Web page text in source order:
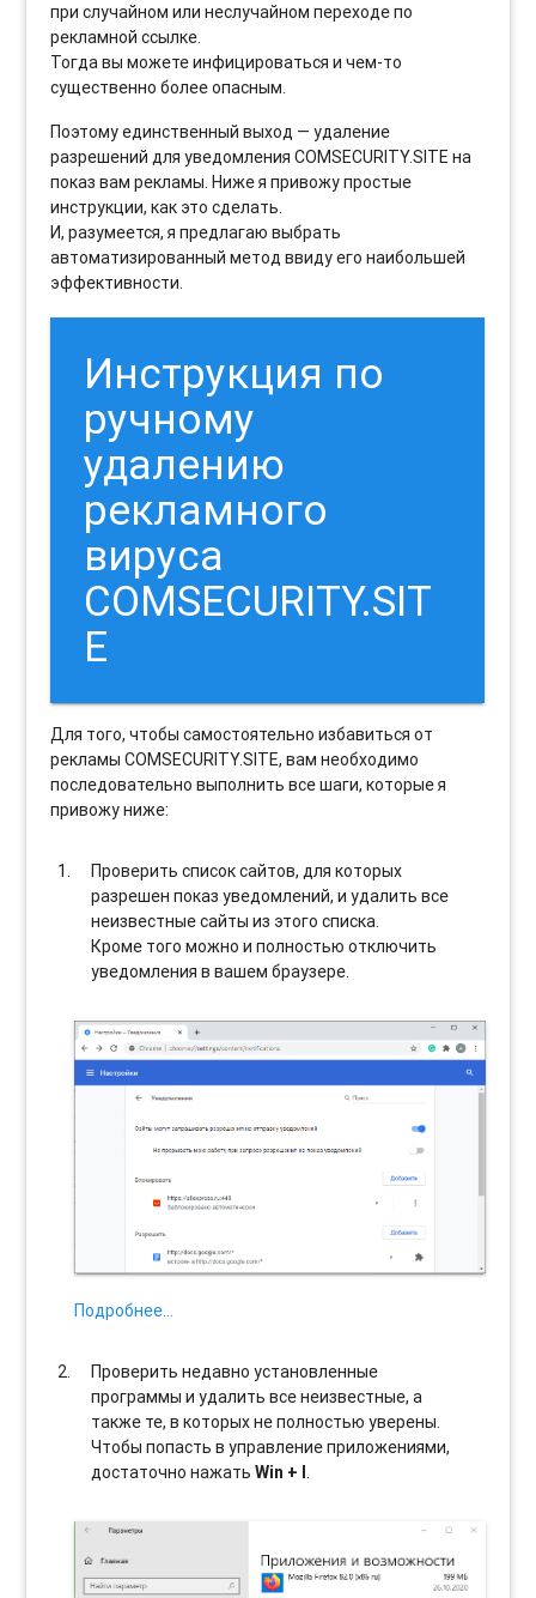
при случайном или неслучайном переходе по
рекламной ссылке.
Тогда вы можете инфицироваться и чем-то
существенно более опасным.
Поэтому единственный выход — удаление
разрешений для уведомления COMSECURITY.SITE на
показ вам рекламы. Ниже я привожу простые
инструкции, как это сделать.
И, разумеется, я предлагаю выбрать
автоматизированный метод ввиду его наибольшей
эффективности.
Инструкция по
ручному
удалению
рекламного
вируса
COMSECURITY.SIT
E
Для того, чтобы самостоятельно избавиться от
рекламы COMSECURITY.SITE, вам необходимо
последовательно выполнить все шаги, которые я
привожу ниже:
Проверить список сайтов, для которых
разрешен показ уведомлений, и удалить все
неизвестные сайты из этого списка.
Кроме того можно и полностью отключить
уведомления в вашем браузере.
Подробнее…
Проверить недавно установленные
программы и удалить все неизвестные, а
также те, в которых не полностью уверены.
Чтобы попасть в управление приложениями,
достаточно нажатьWin + I.